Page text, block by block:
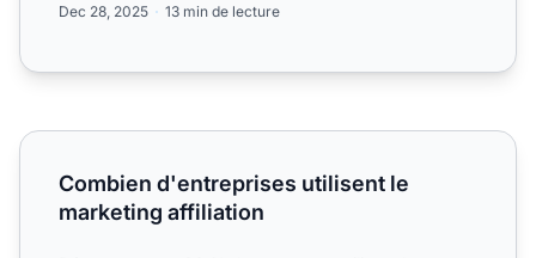
Dec 28, 2025 13 min de lecture
Combien d'entreprises utilisent le marketing affiliation
Combien d'entreprises utilisent le
marketing affiliation